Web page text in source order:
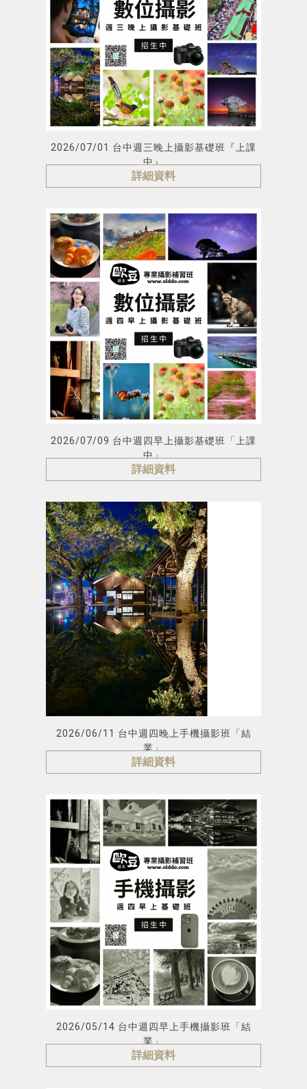
2026/07/01 台中週三晚上攝影基礎班『上課
中』
詳細資料
2026/07/09 台中週四早上攝影基礎班「上課
中」
詳細資料
2026/06/11 台中週四晚上手機攝影班「結
業」
詳細資料
2026/05/14 台中週四早上手機攝影班「結
業」
詳細資料